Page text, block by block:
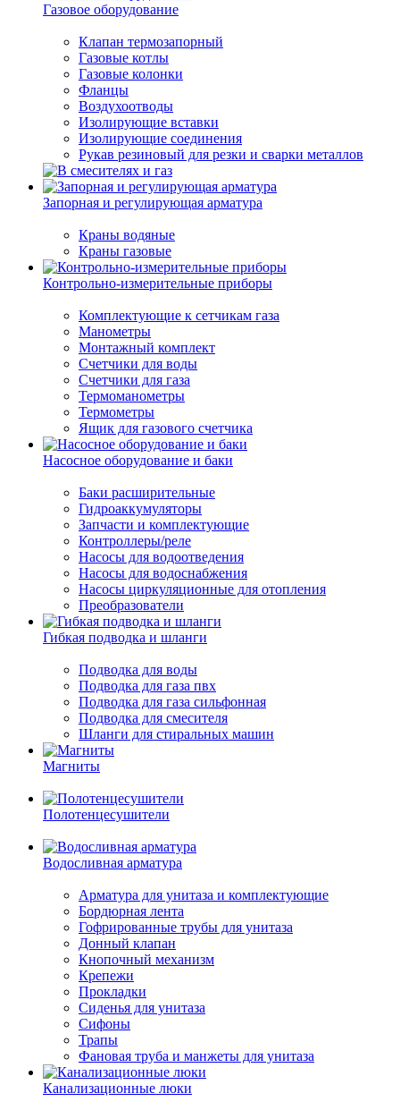
Газовое оборудование
Клапан термозапорный
Газовые котлы
Газовые колонки
Фланцы
Воздухоотводы
Изолирующие вставки
Изолирующие соединения
Рукав резиновый для резки и сварки металлов
Запорная и регулирующая арматура
Краны водяные
Краны газовые
Контрольно-измерительные приборы
Комплектующие к сетчикам газа
Манометры
Монтажный комплект
Счетчики для воды
Счетчики для газа
Термоманометры
Термометры
Ящик для газового счетчика
Насосное оборудование и баки
Баки расширительные
Гидроаккумуляторы
Запчасти и комплектующие
Контроллеры/реле
Насосы для водоотведения
Насосы для водоснабжения
Насосы циркуляционные для отопления
Преобразователи
Гибкая подводка и шланги
Подводка для воды
Подводка для газа пвх
Подводка для газа сильфонная
Подводка для смесителя
Шланги для стиральных машин
Магниты
Полотенцесушители
Водосливная арматура
Арматура для унитаза и комплектующие
Бордюрная лента
Гофрированные трубы для унитаза
Донный клапан
Кнопочный механизм
Крепежи
Прокладки
Сиденья для унитаза
Сифоны
Трапы
Фановая труба и манжеты для унитаза
Канализационные люки